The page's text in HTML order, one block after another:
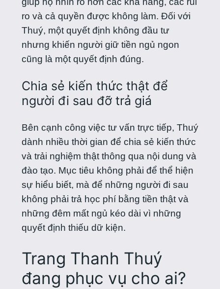
ro và cả quyền được không làm. Đối với
Thuý, một quyết định không đầu tư
nhưng khiến người giữ tiền ngủ ngon
cũng là một quyết định đúng.
Chia sẻ kiến thức thật để
người đi sau đỡ trả giá
Bên cạnh công việc tư vấn trực tiếp, Thuý
dành nhiều thời gian để chia sẻ kiến thức
và trải nghiệm thật thông qua nội dung và
đào tạo. Mục tiêu không phải để thể hiện
sự hiểu biết, mà để những người đi sau
không phải trả học phí bằng tiền thật và
những đêm mất ngủ kéo dài vì những
quyết định thiếu dữ kiện.
Trang Thanh Thuý
đang phục vụ cho ai?